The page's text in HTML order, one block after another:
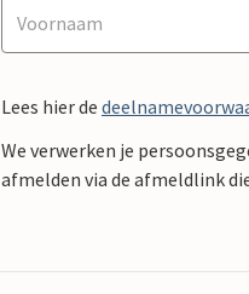
Lees hier de
We verwerken je
afmelden via de afmeldlink